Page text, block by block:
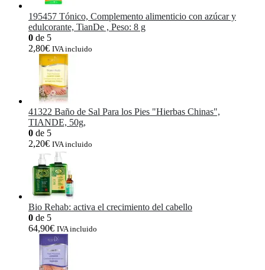
195457 Tónico, Complemento alimenticio con azúcar y
edulcorante, TianDe , Peso: 8 g
0 de 5
2,80€ IVA incluido
41322 Baño de Sal Para los Pies "Hierbas Chinas",
TIANDE, 50g,
0 de 5
2,20€ IVA incluido
Bio Rehab: activa el crecimiento del cabello
0 de 5
64,90€ IVA incluido